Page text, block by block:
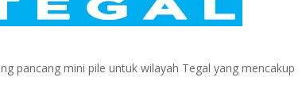
pancang mini pile untuk wilayah Tegal yang mencakup